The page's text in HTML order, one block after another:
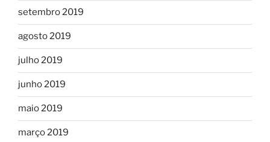
setembro 2019
agosto 2019
julho 2019
junho 2019
maio 2019
março 2019